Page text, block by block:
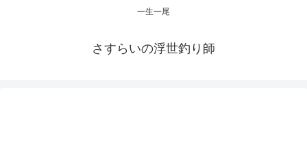
一生一尾
さすらいの浮世釣り師